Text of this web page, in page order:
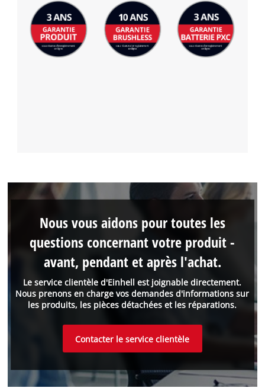
Le service clientèle d'Einhell est joignable directement.
Nous prenons en charge vos demandes d'informations sur
les produits, les pièces détachées et les réparations.
Nous vous aidons pour toutes les
questions concernant votre produit -
avant, pendant et après l'achat.
Contacter le service clientèle